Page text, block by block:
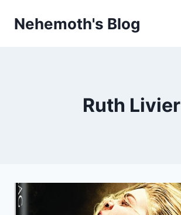
Nehemoth's Blog
Ruth Livier